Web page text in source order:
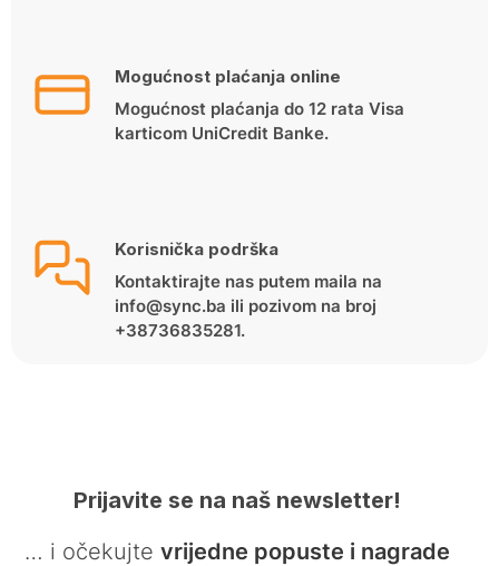
Mogućnost plaćanja online
Mogućnost plaćanja do 12 rata Visa
karticom UniCredit Banke.
Korisnička podrška
Kontaktirajte nas putem maila na
info@sync.ba ili pozivom na broj
+38736835281.
Prijavite se na naš newsletter!
… i očekujte vrijedne popuste i nagrade